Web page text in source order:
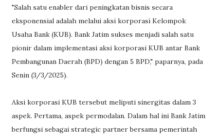
"Salah satu enabler dari peningkatan bisnis secara
eksponensial adalah melalui aksi korporasi Kelompok
Usaha Bank (KUB). Bank Jatim sukses menjadi salah satu
pionir dalam implementasi aksi korporasi KUB antar Bank
Pembangunan Daerah (BPD) dengan 5 BPD," paparnya, pada
Senin (3/3/2025).
Aksi korporasi KUB tersebut meliputi sinergitas dalam 3
aspek. Pertama, aspek permodalan. Dalam hal ini Bank Jatim
berfungsi sebagai strategic partner bersama pemerintah